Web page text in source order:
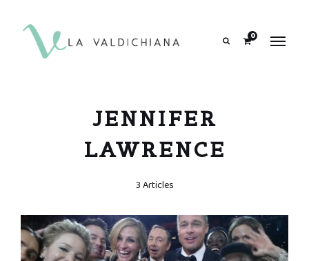
0
JENNIFER
LAWRENCE
3 Articles